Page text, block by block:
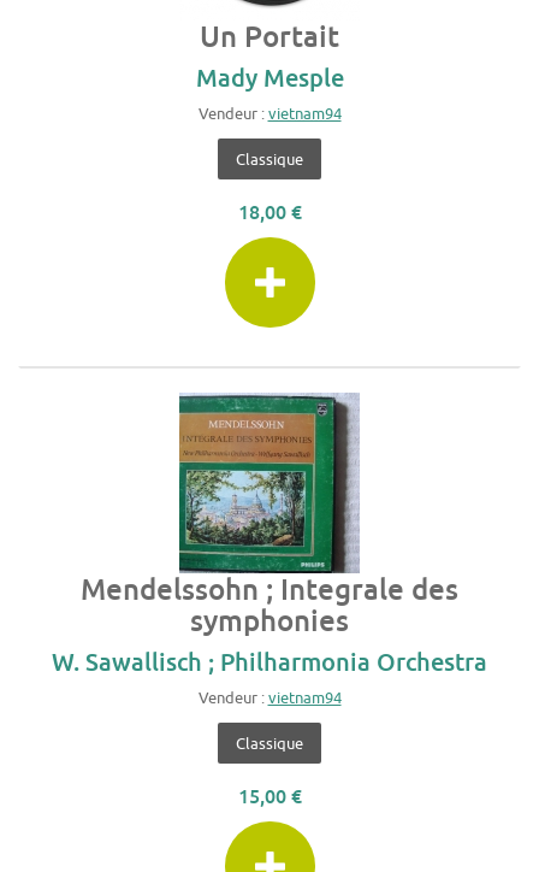
Un Portait
Mady Mesple
Vendeur :vietnam94
Classique
18,00 €
Mendelssohn ; Integrale des
symphonies
W. Sawallisch ; Philharmonia Orchestra
Vendeur :vietnam94
Classique
15,00 €